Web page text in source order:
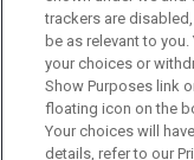
Kundtjänst
Sponsor:
Annonsera på
trackers are
be as relevant to
your choices or
Show Purposes link
floating icon on the
Your choices will
details, refer to our